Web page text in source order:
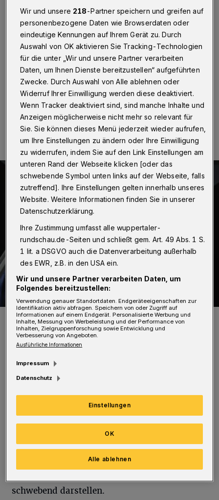
Wuppertal / Los Angeles·Bei der 68. "Intel
International Science and Engineering Fair” (Intel ISEF)
in Los Angeles messen sich ab Sonntag (14. Mai
2017) 13 Preisträger von "Jugend forscht" mit rund
1.700 jungen Wissenschaftlern aus mehr als 75
Ländern.
12.05.2017 , 10:06 Uhr Eine Minute Lesezeit
Tobias Gebracht.
Foto: Jugend forscht
D
Der 19-Jährige nimmt mit seinem
Augmented-Reality-Projektor am Wettbewerb
teil. Durch seine Erfindung lassen sich
schwebend darstellen.
Wir und unsere 218-Partner speichern und greifen auf
personenbezogene Daten wie Browserdaten oder
eindeutige Kennungen auf Ihrem Gerät zu. Durch
Auswahl von OK aktivieren Sie Tracking-Technologien
für die unter „Wir und unsere Partner verarbeiten
Daten, um Ihnen Dienste bereitzustellen“ aufgeführten
Zwecke. Durch Auswahl von Alle ablehnen oder
Widerruf Ihrer Einwilligung werden diese deaktiviert.
Wenn Tracker deaktiviert sind, sind manche Inhalte und
Anzeigen möglicherweise nicht mehr so relevant für
Sie. Sie können dieses Menü jederzeit wieder aufrufen,
um Ihre Einstellungen zu ändern oder Ihre Einwilligung
zu widerrufen, indem Sie auf den Link Einstellungen am
unteren Rand der Webseite klicken [oder das
schwebende Symbol unten links auf der Webseite, falls
zutreffend]. Ihre Einstellungen gelten innerhalb unseres
Website. Weitere Informationen finden Sie in unserer
Datenschutzerklärung.
Ihre Zustimmung umfasst alle wuppertaler-
rundschau.de-Seiten und schließt gem. Art. 49 Abs. 1 S.
1 lit. a DSGVO auch die Datenverarbeitung außerhalb
des EWR, z.B. in den USA ein.
Wir und unsere Partner verarbeiten Daten, um
Folgendes bereitzustellen:
Verwendung genauer Standortdaten. Endgeräteeigenschaften zur
Identifikation aktiv abfragen. Speichern von oder Zugriff auf
Informationen auf einem Endgerät. Personalisierte Werbung und
Inhalte, Messung von Werbeleistung und der Performance von
Inhalten, Zielgruppenforschung sowie Entwicklung und
Verbesserung von Angeboten.
Ausführliche Informationen
Impressum
Datenschutz
Einstellungen
Alle ablehnen
OK